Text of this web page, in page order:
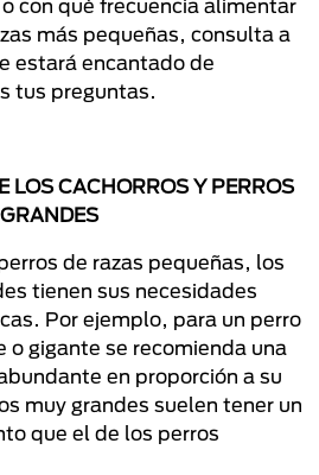
con qué frecuencia alimentar
más pequeñas, consulta a
estará encantado de
tus preguntas.
LOS CACHORROS Y PERROS
de razas pequeñas, los
tienen sus necesidades
Por ejemplo, para un perro
o gigante se recomienda una
en proporción a su
muy grandes suelen tener un
que el de los perros